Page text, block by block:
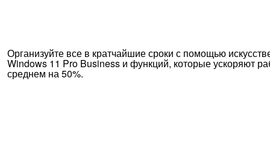
Организуйте все в кратчайшие сроки с помощью
Windows 11 Pro Business и функций, которые ускоряют
среднем на 50%.